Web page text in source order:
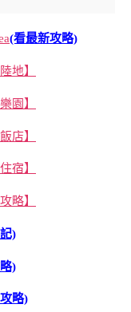
(看最新攻略)
地】
園】
店】
宿】
略】
)
)
略)